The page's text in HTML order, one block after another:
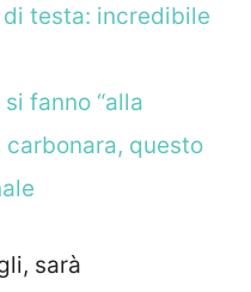
testa: incredibile
fanno “alla
carbonara, questo
sarà